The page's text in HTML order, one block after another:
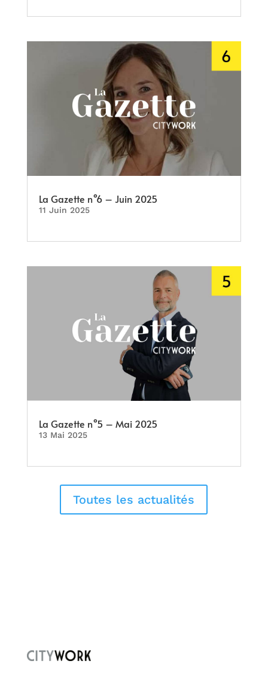
La Gazette n°6 – Juin 2025
11 Juin 2025
La Gazette n°5 – Mai 2025
13 Mai 2025
Toutes les actualités